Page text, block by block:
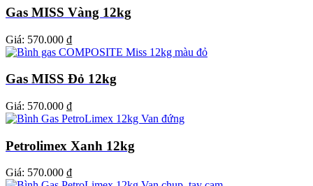
Gas MISS Vàng 12kg
Giá: 570.000 ₫
Gas MISS Đỏ 12kg
Giá: 570.000 ₫
Petrolimex Xanh 12kg
Giá: 570.000 ₫